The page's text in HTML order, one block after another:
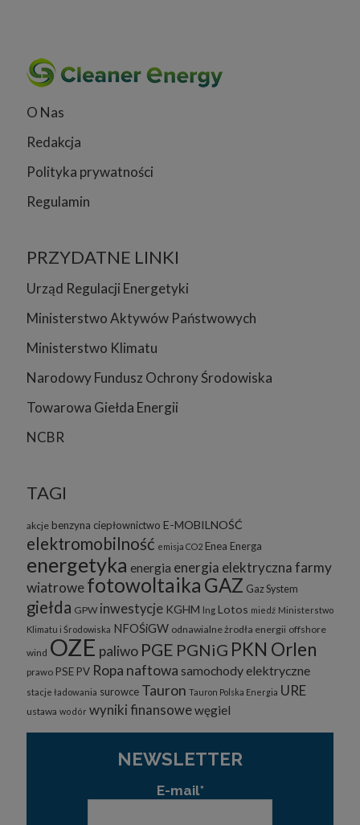
O Nas
Redakcja
Polityka prywatności
Regulamin
PRZYDATNE LINKI
Urząd Regulacji Energetyki
Ministerstwo Aktywów Państwowych
Ministerstwo Klimatu
Narodowy Fundusz Ochrony Środowiska
Towarowa Giełda Energii
NCBR
TAGI
akcje benzyna ciepłownictwo E-MOBILNOŚĆ
elektromobilność emisja CO2 Enea Energa
energetyka energia energia elektrycznafarmy
wiatrowefotowoltaika GAZ Gaz System
giełda GPW inwestycje KGHM lng Lotos miedź Ministerstwo
Klimatu i Środowiska NFOŚiGW odnawialne żrodła energii offshore
wind OZE paliwo PGE PGNiG PKN Orlen
prawo PSE PV Ropa naftowa samochody elektryczne
stacje ładowania surowce Tauron Tauron Polska Energia URE
ustawa wodór wyniki finansowewęgiel
NEWSLETTER
E-mail*